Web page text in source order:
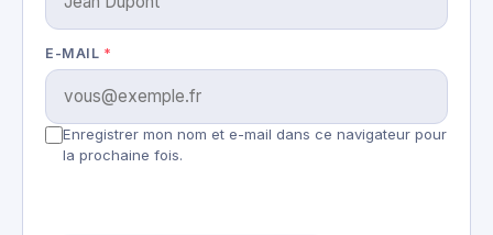
E-MAIL *
Enregistrer mon nom et e-mail dans ce navigateur pour
la prochaine fois.